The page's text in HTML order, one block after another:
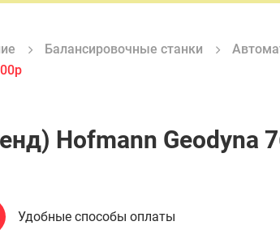
Балансировочные станки
Hofmann Geodyna
Удобные способы оплаты